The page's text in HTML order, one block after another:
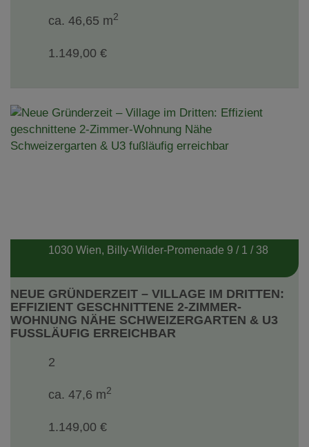
ca. 46,65 m2
1.149,00 €
NEUE GRÜNDERZEIT – VILLAGE IM DRITTEN:
EFFIZIENT GESCHNITTENE 2-ZIMMER-
WOHNUNG NÄHE SCHWEIZERGARTEN & U3
FUSSLÄUFIG ERREICHBAR
1030 Wien, Billy-Wilder-Promenade 9 / 1 / 38
2
ca. 47,6 m2
1.149,00 €